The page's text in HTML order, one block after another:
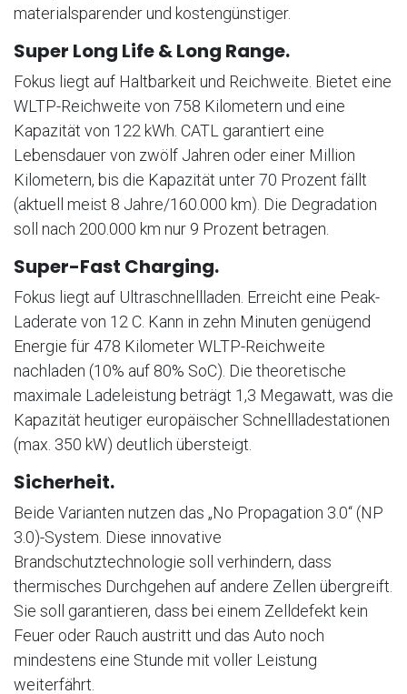
materialsparender und kostengünstiger.
Super Long Life & Long Range.
Fokus liegt auf Haltbarkeit und Reichweite. Bietet eine
WLTP-Reichweite von 758 Kilometern und eine
Kapazität von 122 kWh. CATL garantiert eine
Lebensdauer von zwölf Jahren oder einer Million
Kilometern, bis die Kapazität unter 70 Prozent fällt
(aktuell meist 8 Jahre/160.000 km). Die Degradation
soll nach 200.000 km nur 9 Prozent betragen.
Super-Fast Charging.
Fokus liegt auf Ultraschnellladen. Erreicht eine Peak-
Laderate von 12 C. Kann in zehn Minuten genügend
Energie für 478 Kilometer WLTP-Reichweite
nachladen (10% auf 80% SoC). Die theoretische
maximale Ladeleistung beträgt 1,3 Megawatt, was die
Kapazität heutiger europäischer Schnellladestationen
(max. 350 kW) deutlich übersteigt.
Sicherheit.
Beide Varianten nutzen das „No Propagation 3.0“ (NP
3.0)-System. Diese innovative
Brandschutztechnologie soll verhindern, dass
thermisches Durchgehen auf andere Zellen übergreift.
Sie soll garantieren, dass bei einem Zelldefekt kein
Feuer oder Rauch austritt und das Auto noch
mindestens eine Stunde mit voller Leistung
weiterfährt.